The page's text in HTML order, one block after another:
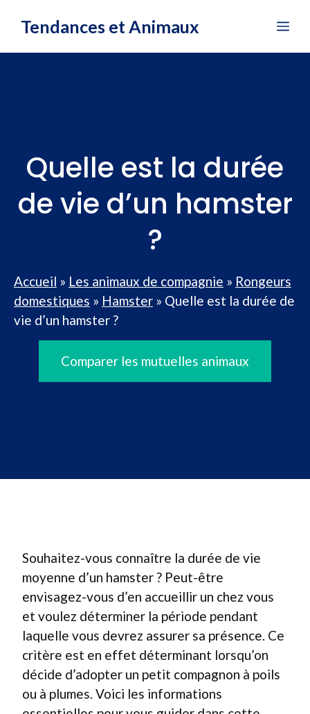
Tendances et Animaux
Quelle est la durée
de vie d’un hamster
?
Accueil » Les animaux de compagnie » Rongeurs
domestiques » Hamster » Quelle est la durée de
vie d’un hamster ?
Comparer les mutuelles animaux
Souhaitez-vous connaître la durée de vie
moyenne d’un hamster ? Peut-être
envisagez-vous d’en accueillir un chez vous
et voulez déterminer la période pendant
laquelle vous devrez assurer sa présence. Ce
critère est en effet déterminant lorsqu’on
décide d’adopter un petit compagnon à poils
ou à plumes. Voici les informations